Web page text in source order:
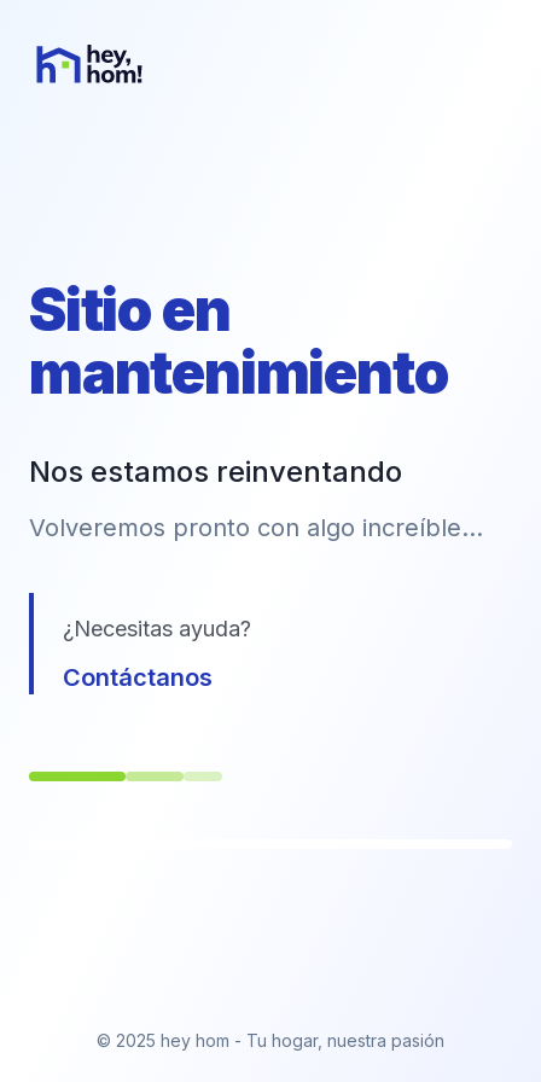
Sitio en
mantenimiento
Nos estamos reinventando
Volveremos pronto con algo increíble...
¿Necesitas ayuda?
Contáctanos
© 2025 hey hom - Tu hogar, nuestra pasión